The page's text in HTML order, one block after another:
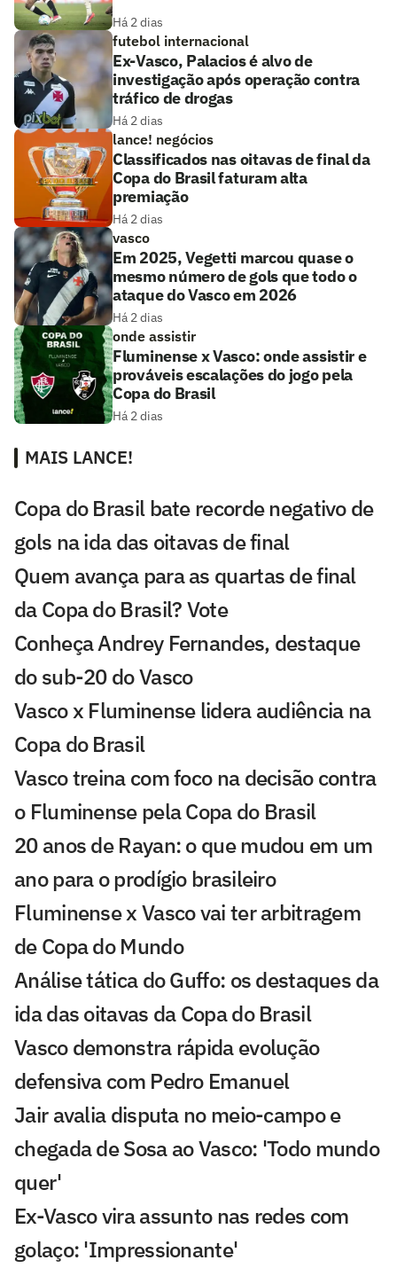
Há 2 dias
futebol internacional
Ex-Vasco, Palacios é alvo de
investigação após operação contra
tráfico de drogas
Há 2 dias
lance! negócios
Classificados nas oitavas de final da
Copa do Brasil faturam alta
premiação
Há 2 dias
vasco
Em 2025, Vegetti marcou quase o
mesmo número de gols que todo o
ataque do Vasco em 2026
Há 2 dias
onde assistir
Fluminense x Vasco: onde assistir e
prováveis escalações do jogo pela
Copa do Brasil
Há 2 dias
MAIS LANCE!
Copa do Brasil bate recorde negativo de
gols na ida das oitavas de final
Quem avança para as quartas de final
da Copa do Brasil? Vote
Conheça Andrey Fernandes, destaque
do sub-20 do Vasco
Vasco x Fluminense lidera audiência na
Copa do Brasil
Vasco treina com foco na decisão contra
o Fluminense pela Copa do Brasil
20 anos de Rayan: o que mudou em um
ano para o prodígio brasileiro
Fluminense x Vasco vai ter arbitragem
de Copa do Mundo
Análise tática do Guffo: os destaques da
ida das oitavas da Copa do Brasil
Vasco demonstra rápida evolução
defensiva com Pedro Emanuel
Jair avalia disputa no meio-campo e
chegada de Sosa ao Vasco: 'Todo mundo
quer'
Ex-Vasco vira assunto nas redes com
golaço: 'Impressionante'